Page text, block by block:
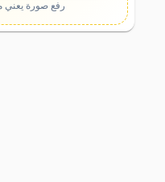
رفع صورة يعني